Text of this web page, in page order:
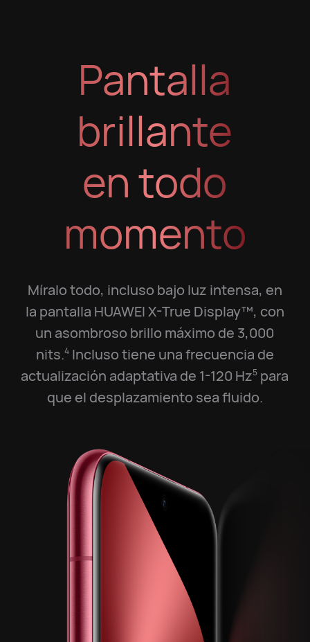
Pantalla
brillante
en todo
momento
Míralo todo, incluso bajo luz intensa, en
la pantalla HUAWEI X-True Display™, con
un asombroso brillo máximo de 3,000
nits.4Incluso tiene una frecuencia de
actualización adaptativa de 1-120 Hz5 para
que el desplazamiento sea fluido.